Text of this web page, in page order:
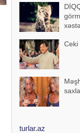
Ceki
turlar.az